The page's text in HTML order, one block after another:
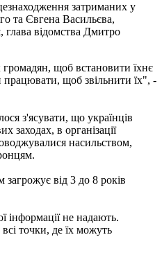
затриманих у
та Євгена Васильєва,
глава відомства Дмитро
щоб встановити їхнє
щоб звільнити їх", -
з'ясувати, що українців
заходах, в організації
насильством,
загрожує від 3 до 8 років
інформації не надають.
точки, де їх можуть